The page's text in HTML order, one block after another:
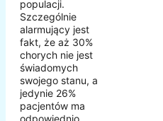
populacji.
Szczególnie
alarmujący jest
fakt, że aż 30%
chorych nie jest
świadomych
swojego stanu, a
jedynie 26%
pacjentów ma
odpowiednio